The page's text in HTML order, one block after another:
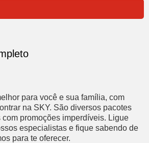
para você e sua família, com
na SKY. São diversos pacotes
com promoções imperdíveis. Ligue
especialistas e fique sabendo de
para te oferecer.